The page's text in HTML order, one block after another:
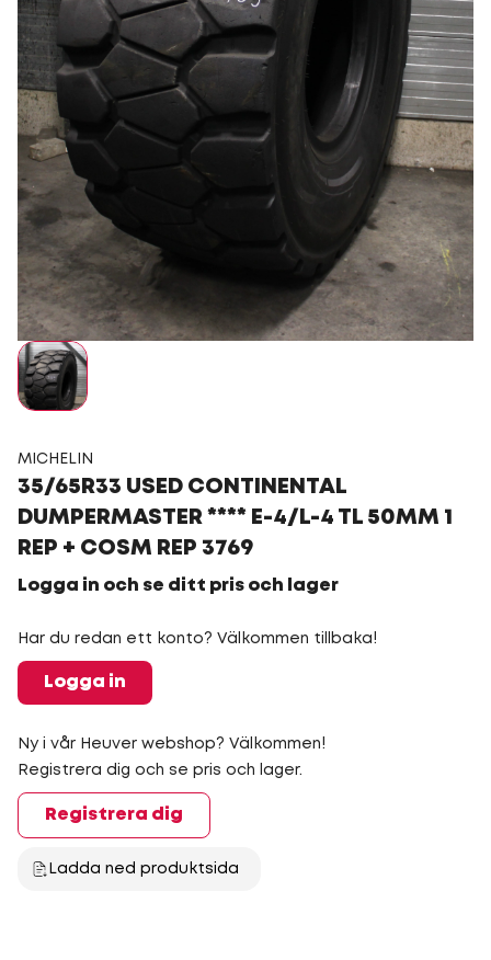
MICHELIN
35/65R33 USED CONTINENTAL
DUMPERMASTER **** E-4/L-4 TL 50MM 1
REP + COSM REP 3769
Logga in och se ditt pris och lager
Har du redan ett konto? Välkommen tillbaka!
Logga in
Ny i vår Heuver webshop? Välkommen!
Registrera dig och se pris och lager.
Registrera dig
Ladda ned produktsida